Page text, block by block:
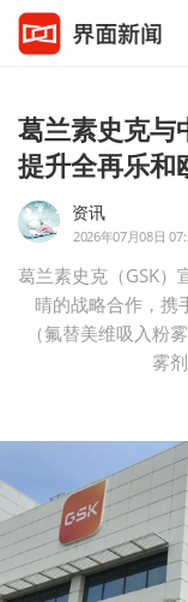
葛兰素史克与
提升全再乐和
资讯
2026年07月08日
葛兰素史克（GSK）
晴的战略合作，
（氟替美维吸入粉
雾